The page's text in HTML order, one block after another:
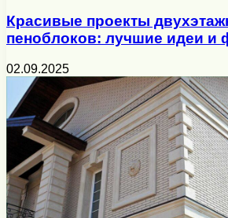
Красивые проекты
пеноблоков: лучшие идеи и
02.09.2025